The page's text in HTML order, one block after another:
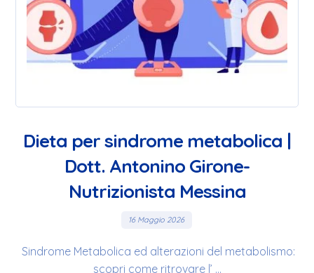
Dieta per sindrome metabolica |
Dott. Antonino Girone-
Nutrizionista Messina
16 Maggio 2026
Sindrome Metabolica ed alterazioni del metabolismo:
scopri come ritrovare l’ ...